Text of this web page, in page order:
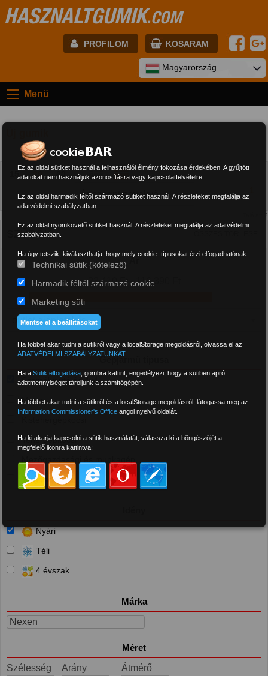
HASZNALTGUMIK.COM
PROFILOM KOSARAM
Jelszó:
Regisztráció
Magyarország
Menü
15 30
60
Találat: 2
SZŰRŐK
Ár
23 410 Ft - 116 390 Ft
Gépjármű típusa
Személyautó és 4x4
Motor
Tehergépkocsi
Targonca
Nyári
Téli
4 évszak
Márka
Nexen
Méret
Szélesség
Arány
Átmérő
Ez az oldal sütiket használ a felhasználói élmény fokozása érdekében. A gyűjtött
adatokat nem használjuk azonosításra vagy kapcsolatfelvételre.
Ez az oldal harmadik féltől származó sütiket használ. A részleteket megtalálja az
adatvédelmi szabályzatban.
Ez az oldal nyomkövető sütiket használ. A részleteket megtalálja az adatvédelmi
szabályzatban.
Ha úgy tetszik, kiválaszthatja, hogy mely cookie -típusokat érzi elfogadhatónak:
Technikai sütik (kötelező)
Harmadik féltől származó cookie
Marketing süti
Mentse el a beállításokat
Ha többet akar tudni a sütikről vagy a localStorage megoldásról, olvassa el az
ADATVÉDELMI SZABÁLYZATUNKAT.
Ha aSütik elfogadása ,gombra kattint, engedélyezi, hogy a sütiben apró
adatmennyiséget tároljunk a számítógépén.
Ha többet akar tudni a sütikről és a localStorage megoldásról, látogassa meg az
Information Commissioner's Office angol nyelvű oldalát.
Ha ki akarja kapcsolni a sütik használatát, válassza ki a böngészőjét a
megfelelő ikonra kattintva: